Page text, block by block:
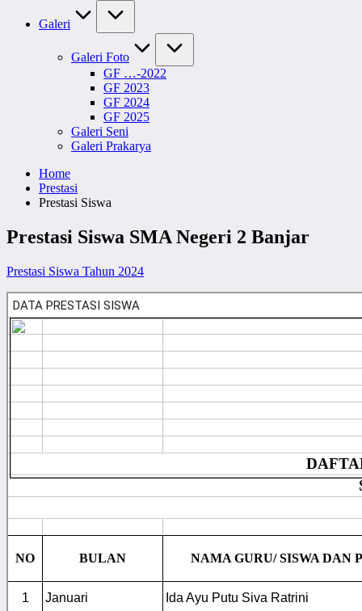
Galeri
Galeri Foto
GF …-2022
GF 2023
GF 2024
GF 2025
Galeri Seni
Galeri Prakarya
Home
Prestasi
Prestasi Siswa
Prestasi Siswa SMA Negeri 2 Banjar
Prestasi Siswa Tahun 2024